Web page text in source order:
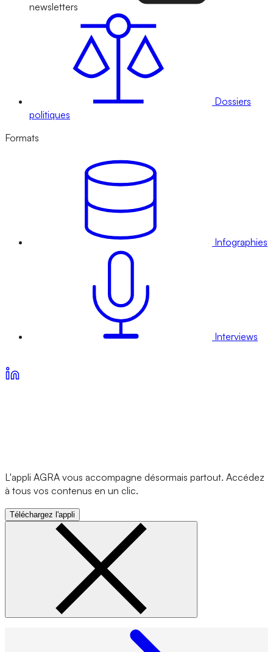
newsletters
Dossiers
politiques
Formats
Infographies
Interviews
L'appli AGRA vous accompagne désormais partout. Accédez
à tous vos contenus en un clic.
Téléchargez l'appli